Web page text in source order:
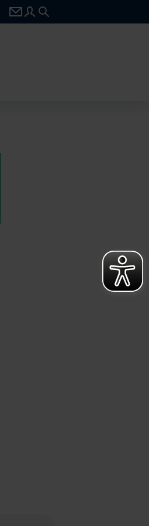
zu webmail.wilhelmtel.de
zu portal.wilhelmtel.de
Seitensuche